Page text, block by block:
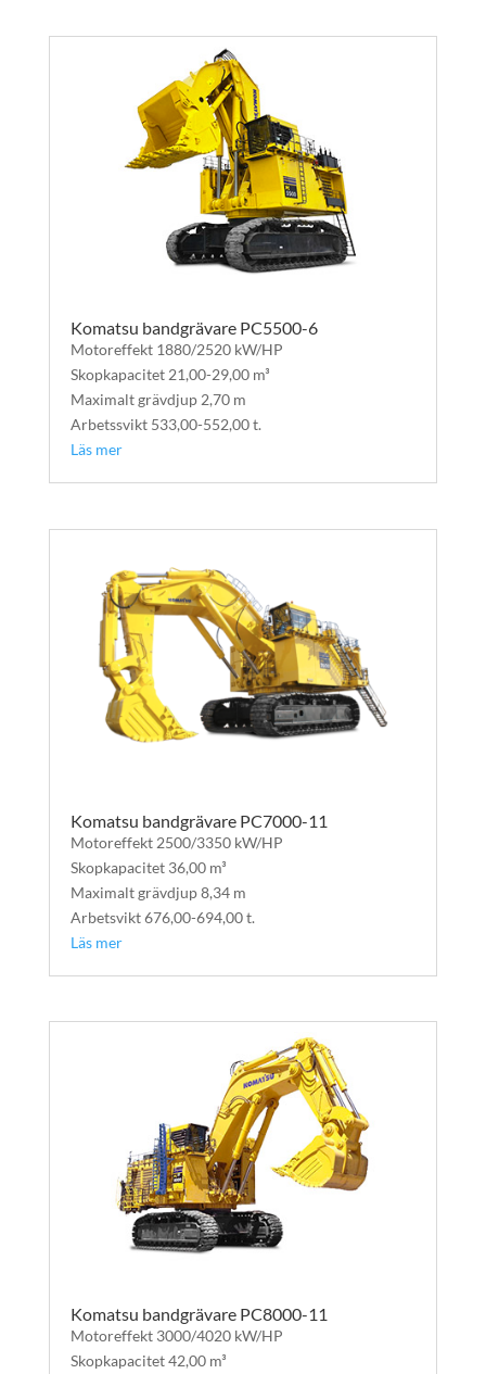
Komatsu bandgrävare PC5500-6
Motoreffekt 1880/2520 kW/HP
Skopkapacitet 21,00-29,00 m³
Maximalt grävdjup 2,70 m
Arbetssvikt 533,00-552,00 t.
Läs mer
Komatsu bandgrävare PC7000-11
Motoreffekt 2500/3350 kW/HP
Skopkapacitet 36,00 m³
Maximalt grävdjup 8,34 m
Arbetsvikt 676,00-694,00 t.
Läs mer
Komatsu bandgrävare PC8000-11
Motoreffekt 3000/4020 kW/HP
Skopkapacitet 42,00 m³